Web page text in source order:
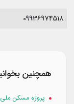
09936974518
همچنین
پروژه مسکن ملی اراضی ۱۴۵